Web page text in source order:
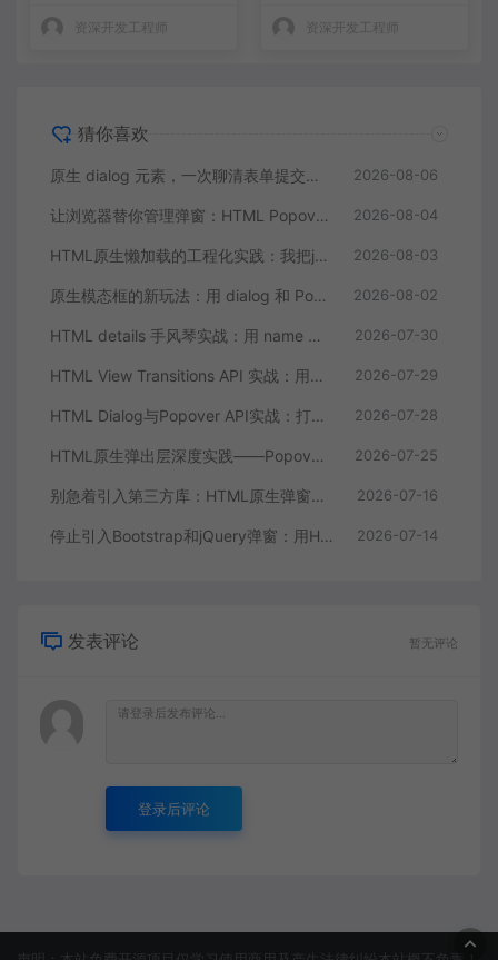
资深开发工程师 资深开发工程师
猜你喜欢
原生 dialog 元素，一次聊清表单提交、焦点管理和动画 2026-08-06
让浏览器替你管理弹窗：HTML Popover API 的五个落地思路 2026-08-04
HTML原生懒加载的工程化实践：我把js-lazy-load插件从项目里删了 2026-08-03
原生模态框的新玩法：用 dialog 和 Popover API 彻底摆脱弹窗库 2026-08-02
HTML details 手风琴实战：用 name 属性零 JS 实现互斥折叠面板 2026-07-30
HTML View Transitions API 实战：用原生API实现丝滑的页面切换动画 2026-07-29
HTML Dialog与Popover API实战：打造无依赖的原生模态弹窗组件 2026-07-28
HTML原生弹出层深度实践——Popover API让动态浮层告别JavaScript 2026-07-25
别急着引入第三方库：HTML原生弹窗能力已经足够强了 2026-07-16
停止引入Bootstrap和jQuery弹窗：用HTML原生dialog和Popover重构交互层 2026-07-14
发表评论 暂无评论
登录后评论